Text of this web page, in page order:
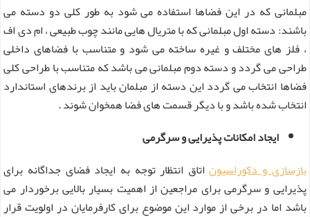
مبلمانی که در این فضاها استفاده می شود به طور کلی دو دسته می
باشند: دسته اول مبلمانی که با متریال هایی مانند چوب طبیعی ، ام دی اف
، فلز های مختلف و غیره ساخته می شود و متناسب با فضاهای داخلی
طراحی می گردد و دسته دوم مبلمانی می باشد که متناسب با طراحی کلی
فضاها انتخاب می گردد این دسته از مبلمان باید از برندهای استاندارد
انتخاب شده باشد و با دیگر قسمت های فضا همخوان شوند .
ایجاد امکانات پذیرایی و سرگرمی
بازسازی و دکوراسیوناتاق انتظار توجه به ایجاد فضای جداگانه برای
پذیرایی و سرگرمی برای مراجعین از اهمیت بسیار بالایی برخوردار می
باشد اما در برخی از موارد این موضوع برای کارفرمایان در اولویت قرار